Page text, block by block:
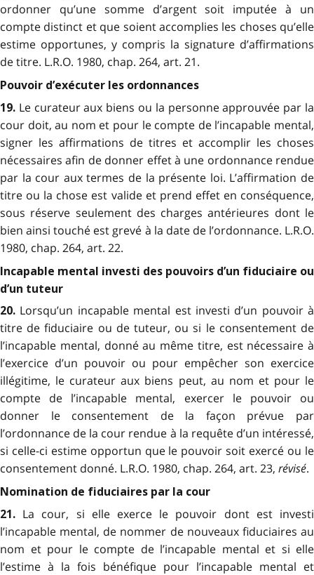
ordonner qu’une somme d’argent soit imputée à un
compte distinct et que soient accomplies les choses qu’elle
estime opportunes, y compris la signature d’affirmations
de titre. L.R.O. 1980, chap. 264, art. 21.
Pouvoir d’exécuter les ordonnances
19. Le curateur aux biens ou la personne approuvée par la
cour doit, au nom et pour le compte de l’incapable mental,
signer les affirmations de titres et accomplir les choses
nécessaires afin de donner effet à une ordonnance rendue
par la cour aux termes de la présente loi. L’affirmation de
titre ou la chose est valide et prend effet en conséquence,
sous réserve seulement des charges antérieures dont le
bien ainsi touché est grevé à la date de l’ordonnance. L.R.O.
1980, chap. 264, art. 22.
Incapable mental investi des pouvoirs d’un fiduciaire ou
d’un tuteur
20. Lorsqu’un incapable mental est investi d’un pouvoir à
titre de fiduciaire ou de tuteur, ou si le consentement de
l’incapable mental, donné au même titre, est nécessaire à
l’exercice d’un pouvoir ou pour empêcher son exercice
illégitime, le curateur aux biens peut, au nom et pour le
compte de l’incapable mental, exercer le pouvoir ou
donner le consentement de la façon prévue par
l’ordonnance de la cour rendue à la requête d’un intéressé,
si celle-ci estime opportun que le pouvoir soit exercé ou le
consentement donné. L.R.O. 1980, chap. 264, art. 23, révisé.
Nomination de fiduciaires par la cour
21. La cour, si elle exerce le pouvoir dont est investi
l’incapable mental, de nommer de nouveaux fiduciaires au
nom et pour le compte de l’incapable mental et si elle
l’estime à la fois bénéfique pour l’incapable mental et